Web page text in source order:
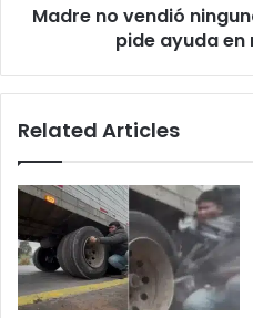
hijo
sociales
Madre no vendió
pide ayuda en
Related Articles